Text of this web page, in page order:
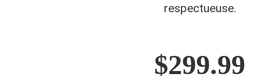
respectueuse.
$299.99